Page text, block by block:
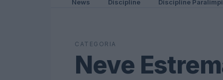
News Discipline Discipline
CATEGORIA
Neve